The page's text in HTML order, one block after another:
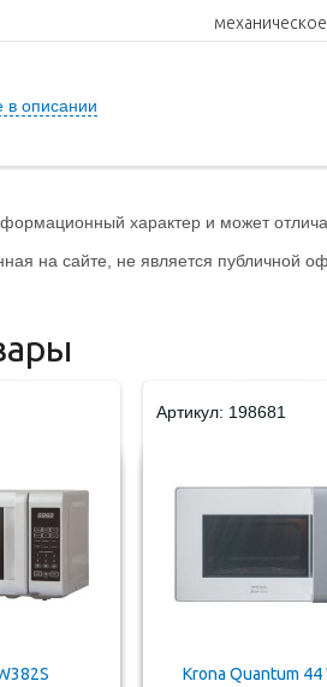
механическое
описании
характер и может
на сайте, не является публичной
Артикул: 198681
Krona Quantum 44